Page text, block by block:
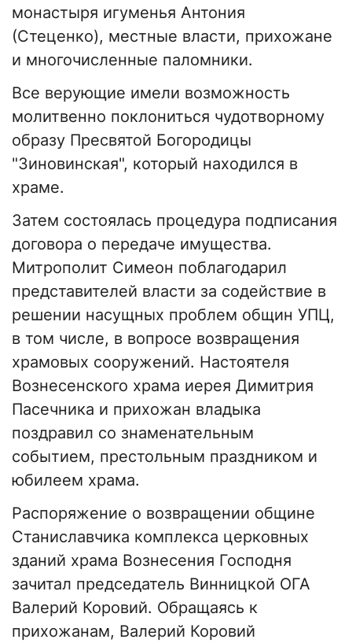
монастыря игуменья Антония
(Стеценко), местные власти, прихожане
и многочисленные паломники.
Все верующие имели возможность
молитвенно поклониться чудотворному
образу Пресвятой Богородицы
"Зиновинская", который находился в
храме.
Затем состоялась процедура подписания
договора о передаче имущества.
Митрополит Симеон поблагодарил
представителей власти за содействие в
решении насущных проблем общин УПЦ,
в том числе, в вопросе возвращения
храмовых сооружений. Настоятеля
Вознесенского храма иерея Димитрия
Пасечника и прихожан владыка
поздравил со знаменательным
событием, престольным праздником и
юбилеем храма.
Распоряжение о возвращении общине
Станиславчика комплекса церковных
зданий храма Вознесения Господня
зачитал председатель Винницкой ОГА
Валерий Коровий. Обращаясь к
прихожанам, Валерий Коровий